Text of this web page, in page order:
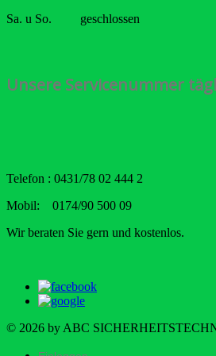
Sa. u So. geschlossen
Unsere Servicenummer
Telefon : 0431/78 02 444 2
Mobil: 0174/90 500 09
Wir beraten Sie gern und kostenlos.
© 2026 by ABC